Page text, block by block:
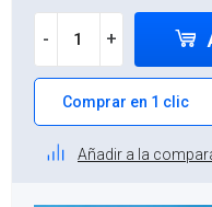
- +
Comprar en 1 clic
Añadir a la